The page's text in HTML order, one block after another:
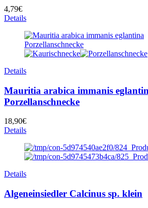
4,79€
Details
Details
Mauritia arabica immanis
Porzellanschnecke
18,90€
Details
Details
Algeneinsiedler Calcinus sp. klein